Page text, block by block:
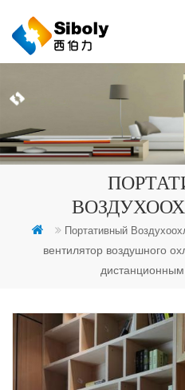
Портативный
вентилятор воздушного